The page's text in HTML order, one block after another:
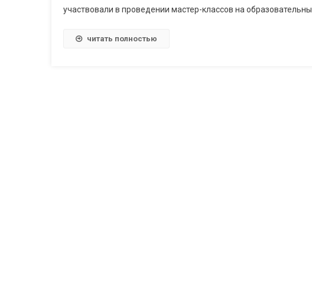
участвовали в проведении мастер-классов на
читать полностью